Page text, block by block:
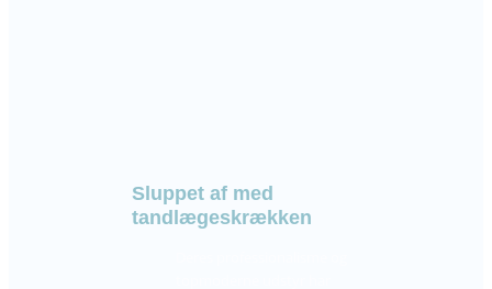
Sluppet af med
tandlægeskrækken